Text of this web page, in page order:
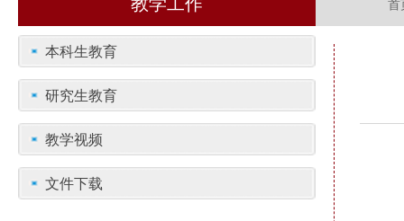
首
本科生教育
研究生教育
教学视频
文件下载